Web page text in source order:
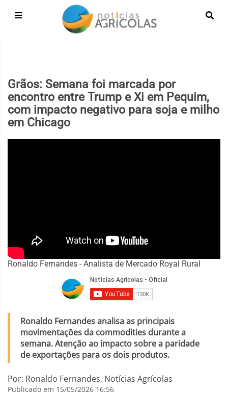
Grãos: Semana foi marcada por
encontro entre Trump e Xi em Pequim,
com impacto negativo para soja e milho
em Chicago
Ronaldo Fernandes - Analista de Mercado Royal Rural
Ronaldo Fernandes analisa as principais
movimentações da commodities durante a
semana. Atenção ao impacto sobre a paridade
de exportações para os dois produtos.
Por: Ronaldo Fernandes, Notícias Agrícolas
Publicado em 15/05/2026 16:56